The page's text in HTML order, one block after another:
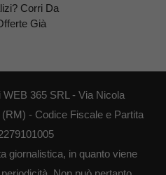
Corri Da
Già
365 SRL - Via Nicola
- Codice Fiscale e Partita
giornalistica, in quanto viene